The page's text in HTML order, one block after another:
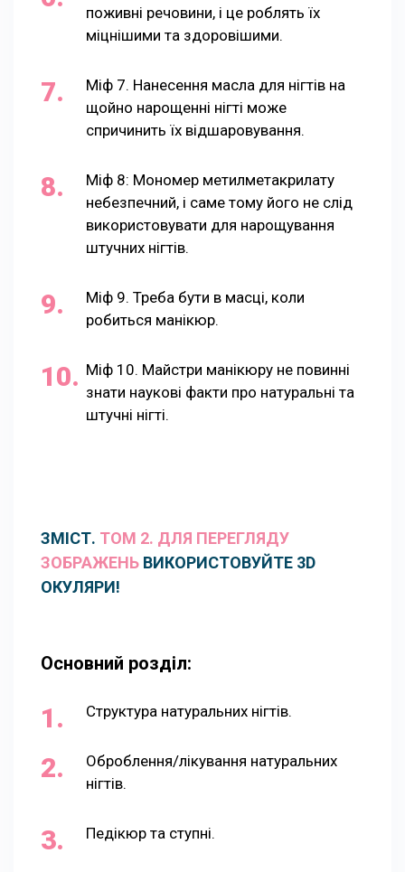
поживні речовини, і це роблять їх
міцнішими та здоровішими.
Міф 7. Нанесення масла для нігтів на
щойно нарощенні нігті може
спричинить їх відшаровування.
Міф 8: Мономер метилметакрилату
небезпечний, і саме тому його не слід
використовувати для нарощування
штучних нігтів.
Міф 9. Треба бути в масці, коли
робиться манікюр.
Міф 10. Майстри манікюру не повинні
знати наукові факти про натуральні та
штучні нігті.
ЗМІСТ. ТОМ 2. ДЛЯ ПЕРЕГЛЯДУ
ЗОБРАЖЕНЬ ВИКОРИСТОВУЙТЕ 3D
ОКУЛЯРИ!
Основний розділ:
Структура натуральних нігтів.
Оброблення/лікування натуральних
нігтів.
Педікюр та ступні.